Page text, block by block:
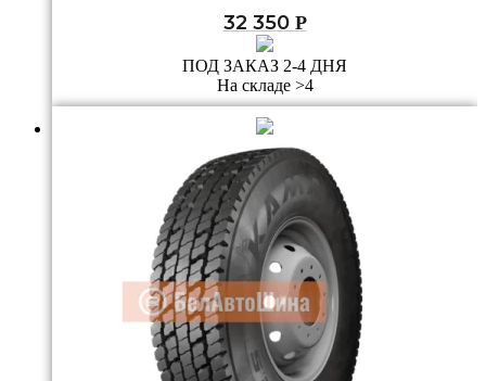
32 350 Р
ПОД ЗАКАЗ 2-4 ДНЯ
На складе >4